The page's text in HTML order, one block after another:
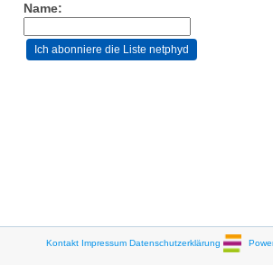
Name:
Kontakt Impressum Datenschutzerklärung